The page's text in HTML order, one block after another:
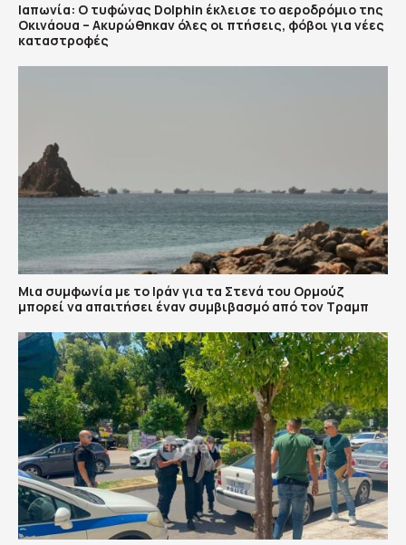
Ιαπωνία: Ο τυφώνας Dolphin έκλεισε το αεροδρόμιο της
Οκινάουα – Ακυρώθηκαν όλες οι πτήσεις, φόβοι για νέες
καταστροφές
Μια συμφωνία με το Ιράν για τα Στενά του Ορμούζ
μπορεί να απαιτήσει έναν συμβιβασμό από τον Τραμπ